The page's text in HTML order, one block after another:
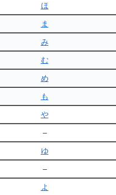
ほ
ま
み
む
め
も
や
–
ゆ
–
よ